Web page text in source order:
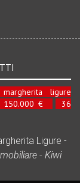
ligure
150.000 €
36
Ligure -
- Kiwi